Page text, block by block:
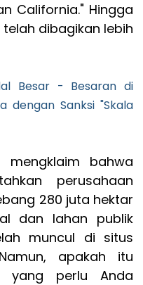
California." Hingga
dibagikan lebih
Besar - Besaran di
dengan Sanksi "Skala
mengklaim bahwa
perusahaan
280 juta hektar
dan lahan publik
muncul di situs
apakah itu
yang perlu Anda